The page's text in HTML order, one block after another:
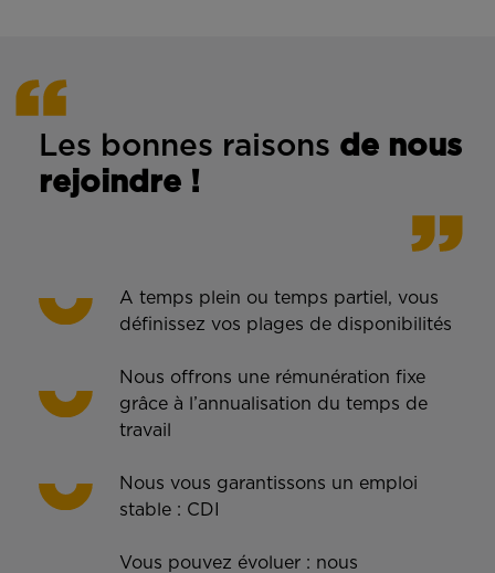
Les bonnes raisons de nous
rejoindre !
A temps plein ou temps partiel, vous
définissez vos plages de disponibilités
Nous offrons une rémunération fixe
grâce à l’annualisation du temps de
travail
Nous vous garantissons un emploi
stable : CDI
Vous pouvez évoluer : nous